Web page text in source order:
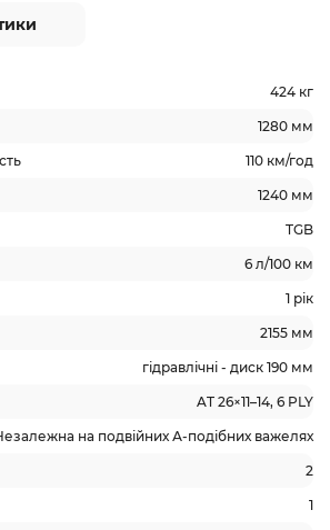
424 кг
1280 мм
110 км/год
1240 мм
TGB
6 л/100 км
1 рік
2155 мм
гідравлічні - диск 190 мм
AT 26×11–14, 6 PLY
на подвійних А-подібних важелях
2
1